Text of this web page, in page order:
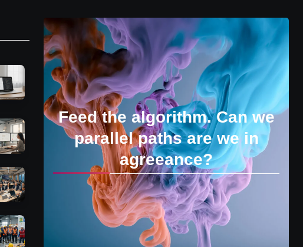
Feed the algorithm. Can we
parallel paths are we in
agreeance?